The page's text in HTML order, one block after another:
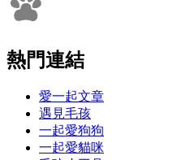
熱門連結
愛一起文章
遇見毛孩
一起愛狗狗
一起愛貓咪